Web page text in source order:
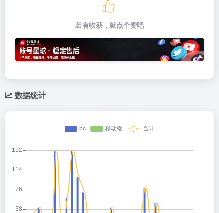
若有收获，就点个赞吧
数据统计